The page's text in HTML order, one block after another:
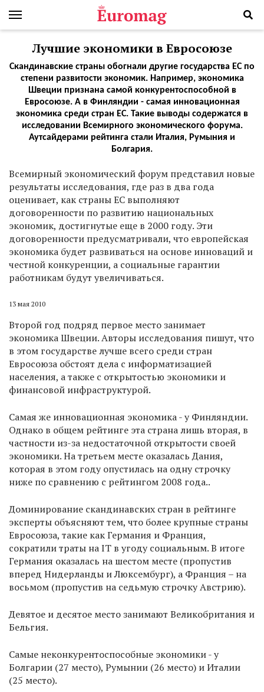
Лучшие экономики в Евросоюзе
Скандинавские страны обогнали другие государства ЕС по
степени развитости экономик. Например, экономика
Швеции признана самой конкурентоспособной в
Евросоюзе. А в Финляндии - самая инновационная
экономика среди стран ЕС. Такие выводы содержатся в
исследовании Всемирного экономического форума.
Аутсайдерами рейтинга стали Италия, Румыния и
Болгария.
Всемирный экономический форум представил новые
результаты исследования, где раз в два года
оценивает, как страны ЕС выполняют
договоренности по развитию национальных
экономик, достигнутые еще в 2000 году. Эти
договоренности предусматривали, что европейская
экономика будет развиваться на основе инноваций и
честной конкуренции, а социальные гарантии
работникам будут увеличиваться.
13 мая 2010
Второй год подряд первое место занимает
экономика Швеции. Авторы исследования пишут, что
в этом государстве лучше всего среди стран
Евросоюза обстоят дела с информатизацией
населения, а также с открытостью экономики и
финансовой инфраструктурой.
Самая же инновационная экономика - у Финляндии.
Однако в общем рейтинге эта страна лишь вторая, в
частности из-за недостаточной открытости своей
экономики. На третьем месте оказалась Дания,
которая в этом году опустилась на одну строчку
ниже по сравнению с рейтингом 2008 года..
Доминирование скандинавских стран в рейтинге
эксперты объясняют тем, что более крупные страны
Евросоюза, такие как Германия и Франция,
сократили траты на IT в угоду социальным. В итоге
Германия оказалась на шестом месте (пропустив
вперед Нидерланды и Люксембург), а Франция – на
восьмом (пропустив на седьмую строчку Австрию).
Девятое и десятое место занимают Великобритания и
Бельгия.
Самые неконкурентоспособные экономики - у
Болгарии (27 место), Румынии (26 место) и Италии
(25 место).